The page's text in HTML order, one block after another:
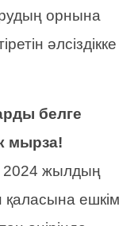
орнына
әлсіздікке
белге
мырза!
2024 жылдың
қаласына ешкім